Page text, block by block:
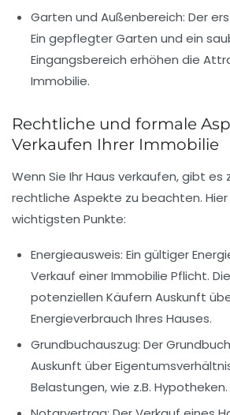
Garten und Außenbereich: Der
Ein gepflegter Garten und ein
Eingangsbereich erhöhen die
Immobilie.
Rechtliche und formale
Verkaufen Ihrer Immobilie
Wenn Sie Ihr Haus verkaufen, gibt es
rechtliche Aspekte zu beachten. Hier
wichtigsten Punkte:
Energieausweis: Ein gültiger
Verkauf einer Immobilie Pflicht.
potenziellen Käufern Auskunft
Energieverbrauch Ihres Hauses.
Grundbuchauszug: Der
Auskunft über
Belastungen, wie z.B. Hypotheken.